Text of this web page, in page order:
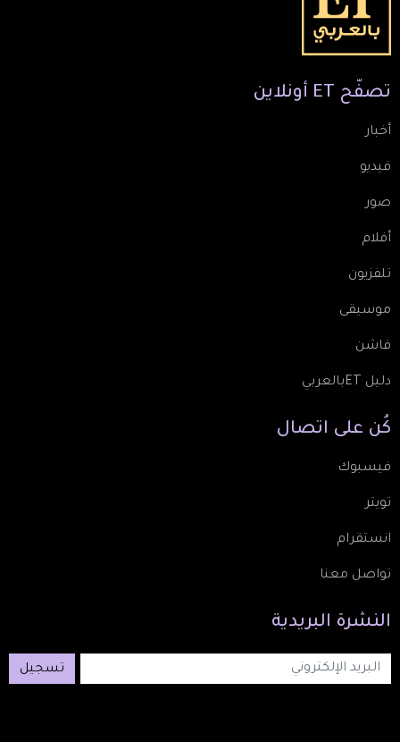
تصفّح ET أونلاين
أخبار
فيديو
صور
أفلام
تلفزيون
موسيقى
فاشن
دليل ETبالعربي
كُن على اتصال
فيسبوك
تويتر
انستقرام
تواصل معنا
النشرة البريدية
تسجيل